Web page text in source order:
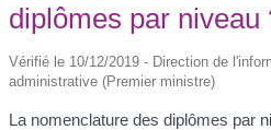
diplômes par niveau
Vérifié le 10/12/2019 - Direction de
administrative (Premier ministre)
La nomenclature des diplômes par